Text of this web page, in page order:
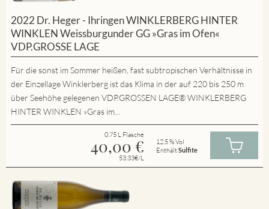
2022 Dr. Heger - Ihringen WINKLERBERG HINTER
WINKLEN Weissburgunder GG »Gras im Ofen«
VDP.GROSSE LAGE
Für die sonst im Sommer heißen, fast subtropischen Verhältnisse in
der Einzellage Winklerberg ist das Klima in der auf 220 bis 250 m
über Seehöhe gelegenen VDP.GROSSEN LAGE® WINKLERBERG
HINTER WINKLEN »Gras im...
0.75 L Flasche
40,00 €
53.33€/L
12.5 % Vol
EnthältSulfite